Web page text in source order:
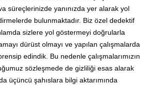
süreçlerinizde yanınızda yer alarak yol
bulunmaktadır. Biz özel dedektif
sizlere yol göstermeyi doğrularla
dürüst olmayı ve yapılan çalışmalarda
edindik. Bu nedenle çalışmalarımızın
sözleşmede de gizliliği esas alarak
üçüncü şahıslara bilgi aktarımında